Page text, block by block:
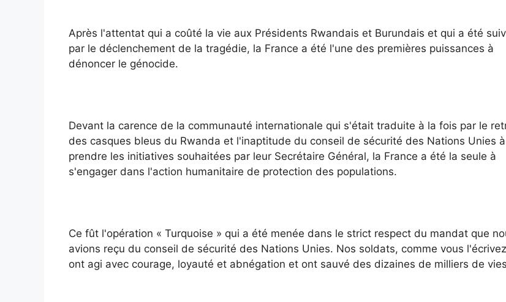
Après l'attentat qui a coûté la vie aux Présidents Rwandais et Burundais et qui a été
par le déclenchement de la tragédie, la France a été l'une des premières puissances à
dénoncer le génocide.
Devant la carence de la communauté internationale qui s'était traduite à la fois par le
des casques bleus du Rwanda et l'inaptitude du conseil de sécurité des Nations Unies à
prendre les initiatives souhaitées par leur Secrétaire Général, la France a été la seule à
s'engager dans l'action humanitaire de protection des populations.
Ce fût l'opération « Turquoise » qui a été menée dans le strict respect du mandat que
avions reçu du conseil de sécurité des Nations Unies. Nos soldats, comme vous
ont agi avec courage, loyauté et abnégation et ont sauvé des dizaines de milliers de